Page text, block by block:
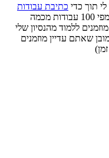
תוך כדי כתיבת עבודות
לסטודנטים. כנראה שכתבתי יותר מפי 100 עבודות מכמה
ללמוד מהנסיון שלי
שאתם עדיין מוזמנים